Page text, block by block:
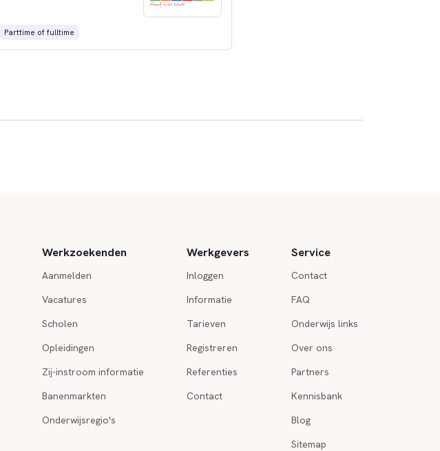
Parttime of fulltime
Werkzoekenden
Aanmelden
Vacatures
Scholen
Opleidingen
Zij-instroom informatie
Banenmarkten
Onderwijsregio's
Werkgevers
Inloggen
Informatie
Tarieven
Registreren
Referenties
Contact
Service
Contact
FAQ
Onderwijs links
Over ons
Partners
Kennisbank
Blog
Sitemap